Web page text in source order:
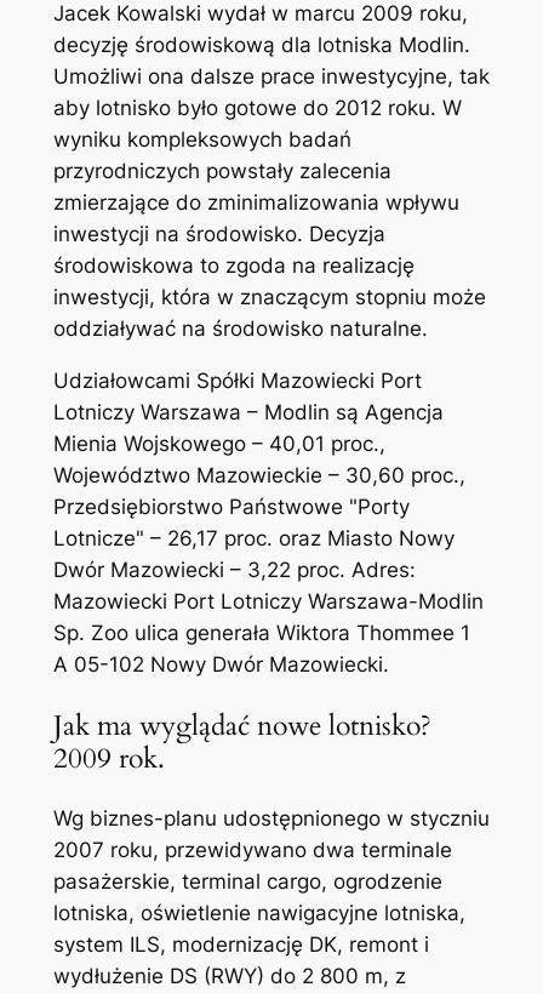
Jacek Kowalski wydał w marcu 2009 roku,
decyzję środowiskową dla lotniska Modlin.
Umożliwi ona dalsze prace inwestycyjne, tak
aby lotnisko było gotowe do 2012 roku. W
wyniku kompleksowych badań
przyrodniczych powstały zalecenia
zmierzające do zminimalizowania wpływu
inwestycji na środowisko. Decyzja
środowiskowa to zgoda na realizację
inwestycji, która w znaczącym stopniu może
oddziaływać na środowisko naturalne.
Udziałowcami Spółki Mazowiecki Port
Lotniczy Warszawa – Modlin są Agencja
Mienia Wojskowego – 40,01 proc.,
Województwo Mazowieckie – 30,60 proc.,
Przedsiębiorstwo Państwowe "Porty
Lotnicze" – 26,17 proc. oraz Miasto Nowy
Dwór Mazowiecki – 3,22 proc. Adres:
Mazowiecki Port Lotniczy Warszawa-Modlin
Sp. Zoo ulica generała Wiktora Thommee 1
A 05-102 Nowy Dwór Mazowiecki.
Jak ma wyglądać nowe lotnisko?
2009 rok.
Wg biznes-planu udostępnionego w styczniu
2007 roku, przewidywano dwa terminale
pasażerskie, terminal cargo, ogrodzenie
lotniska, oświetlenie nawigacyjne lotniska,
system ILS, modernizację DK, remont i
wydłużenie DS (RWY) do 2 800 m, z